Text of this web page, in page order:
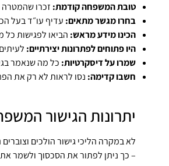
טובת המשפחה קודמת: זכרו
בחרו מגשר מתאים: עדיף עו״ד בעל
הכינו מידע מראש: הביאו לפגישות כל
היו פתוחים לפתרונות יצירתיים:
שמרו על דיסקרטיות: כל מה שנאמר
חשבו קדימה: נסו לראות לא רק את
יתרונות הגישור
לא במקרה הליכי גישור הולכים
– כך ניתן לפתור את הסכסוך ולשמר